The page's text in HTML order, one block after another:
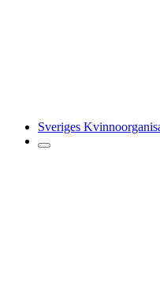
Sveriges